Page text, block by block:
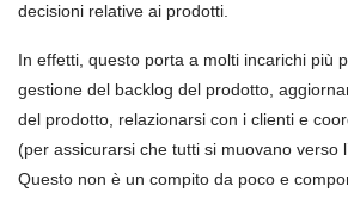
decisioni relative ai prodotti.
In effetti, questo porta a molti incarichi più
gestione del backlog del prodotto,
del prodotto, relazionarsi con i clienti e
(per assicurarsi che tutti si muovano verso
Questo non è un compito da poco e